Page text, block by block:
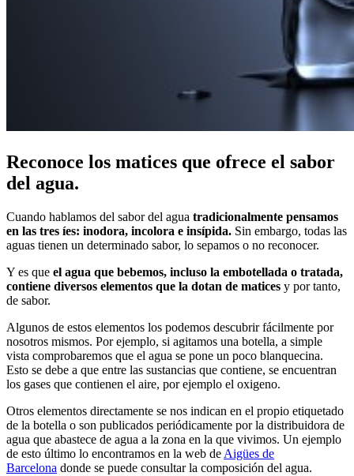
Reconoce los matices que ofrece el sabor
del agua.
Cuando hablamos del sabor del agua tradicionalmente pensamos
en las tres íes: inodora, incolora e insípida. Sin embargo, todas las
aguas tienen un determinado sabor, lo sepamos o no reconocer.
Y es que el agua que bebemos, incluso la embotellada o tratada,
contiene diversos elementos que la dotan de matices y por tanto,
de sabor.
Algunos de estos elementos los podemos descubrir fácilmente por
nosotros mismos. Por ejemplo, si agitamos una botella, a simple
vista comprobaremos que el agua se pone un poco blanquecina.
Esto se debe a que entre las sustancias que contiene, se encuentran
los gases que contienen el aire, por ejemplo el oxigeno.
Otros elementos directamente se nos indican en el propio etiquetado
de la botella o son publicados periódicamente por la distribuidora de
agua que abastece de agua a la zona en la que vivimos. Un ejemplo
de esto último lo encontramos en la web de Aigües de
Barcelona donde se puede consultar la composición del agua.